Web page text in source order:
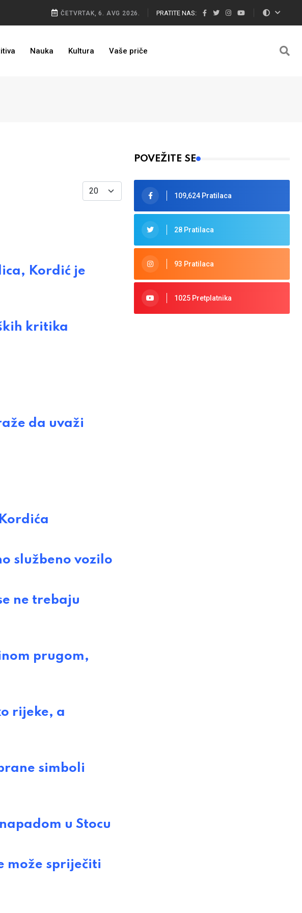
ČETVRTAK, 6. AVG 2026. PRATITE NAS:
Nauka Kultura Vaše priče
Display #
Kordić je
kritika
da uvaži
službeno vozilo
ne trebaju
prugom,
rijeke, a
simboli
u Stocu
može spriječiti
POVEŽITE SE
109,624 Pratilaca
28 Pratilaca
93 Pratilaca
1025 Pretplatnika